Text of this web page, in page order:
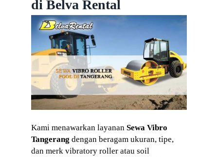
MOBIL CRANE
di Belva Rental
Kami menawarkan layanan Sewa Vibro
Tangerang dengan beragam ukuran, tipe,
dan merk vibratory roller atau soil